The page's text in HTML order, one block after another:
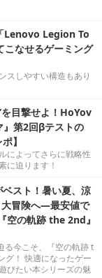
Lenovo Legion To
なせるゲーミング
スしやすい構造もあり
目撃せよ！HoYov
第2回βテストの
】
によってさらに戦略性
に迫ります！
ベスト！暑い夏、涼
大冒険へ―最安値で
空の軌跡 the 2nd』
る今こそ、『空の軌跡 t
グ！ 快適になったゲー
びたい本シリーズの魅